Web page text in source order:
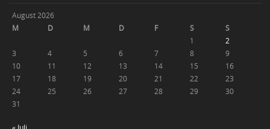
August 2026
M
D M D F S
S
1
2
3
4 5 6 7 8
9
10
11 12 13 14 15
16
17
18 19 20 21 22
23
24
25 26 27 28 29
30
31
« Juli